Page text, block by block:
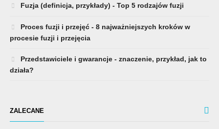
Fuzja (definicja, przykłady) - Top 5 rodzajów fuzji
Proces fuzji i przejęć - 8 najważniejszych kroków w
procesie fuzji i przejęcia
Przedstawiciele i gwarancje - znaczenie, przykład, jak to
działa?
ZALECANE